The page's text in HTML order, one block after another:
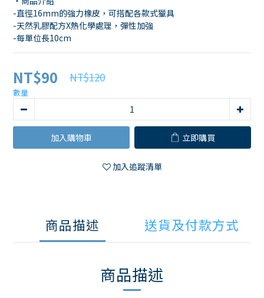
-直徑16mm的強力橡皮，可搭配各款式獵具
-天然乳膠配方X熱化學處理，彈性加強
-每單位長10cm
NT$90 NT$120
數量
加入購物車 立即購買
加入追蹤清單
商品描述 送貨及付款方式
商品描述